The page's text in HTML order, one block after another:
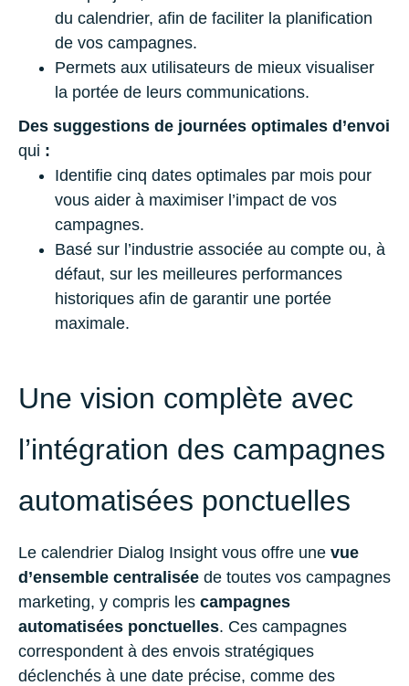
du calendrier, afin de faciliter la planification
de vos campagnes.
Permets aux utilisateurs de mieux visualiser
la portée de leurs communications.
Des suggestions de journées optimales d’envoi
qui :
Identifie cinq dates optimales par mois pour
vous aider à maximiser l’impact de vos
campagnes.
Basé sur l’industrie associée au compte ou, à
défaut, sur les meilleures performances
historiques afin de garantir une portée
maximale.
Une vision complète avec
l’intégration des campagnes
automatisées ponctuelles
Le calendrier Dialog Insight vous offre une vue
d’ensemble centralisée de toutes vos campagnes
marketing, y compris les campagnes
automatisées ponctuelles. Ces campagnes
correspondent à des envois stratégiques
déclenchés à une date précise, comme des